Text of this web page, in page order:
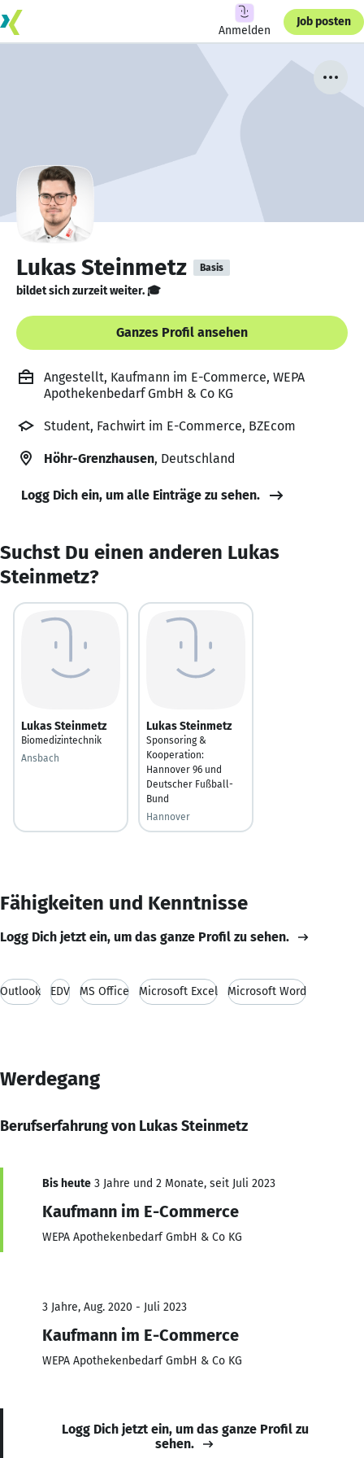
Anmelden
Job posten
Lukas Steinmetz Basis
bildet sich zurzeit weiter. 🎓
Ganzes Profil ansehen
Angestellt, Kaufmann im E-Commerce, WEPA
Apothekenbedarf GmbH & Co KG
Student, Fachwirt im E-Commerce, BZEcom
Höhr-Grenzhausen, Deutschland
Logg Dich ein, um alle Einträge zu sehen.
Suchst Du einen anderen Lukas
Steinmetz?
Lukas Steinmetz
Biomedizintechnik
Ansbach
Lukas Steinmetz
Sponsoring &
Kooperation:
Hannover 96 und
Deutscher Fußball-
Bund
Hannover
Fähigkeiten und Kenntnisse
Logg Dich jetzt ein, um das ganze Profil zu sehen.
Outlook EDV MS Office Microsoft Excel Microsoft Word
Werdegang
Berufserfahrung von Lukas Steinmetz
Bis heute 3 Jahre und 2 Monate, seit Juli 2023
Kaufmann im E-Commerce
WEPA Apothekenbedarf GmbH & Co KG
3 Jahre, Aug. 2020 - Juli 2023
Kaufmann im E-Commerce
WEPA Apothekenbedarf GmbH & Co KG
Logg Dich jetzt ein, um das ganze Profil zu
sehen.